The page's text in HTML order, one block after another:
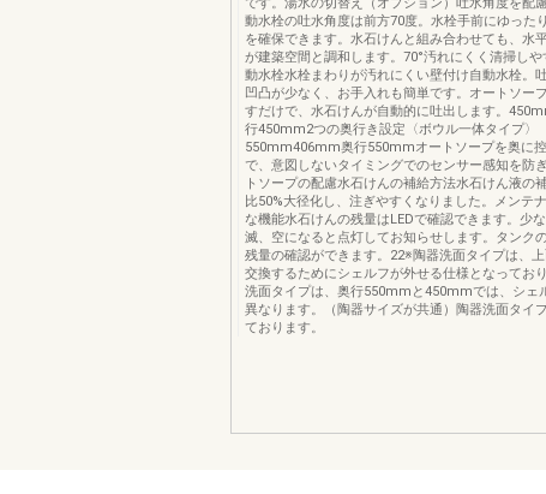
動水栓の吐水角度は前方70度。水栓手前にゆった
を確保できます。水石けんと組み合わせても、水
が建築空間と調和します。70°汚れにくく清掃しや
動水栓水栓まわりが汚れにくい壁付け自動水栓。
凹凸が少なく、お手入れも簡単です。オートソー
すだけで、水石けんが自動的に吐出します。
行450mm2つの奥行き設定〈ボウル一体タイプ〉
550mm406mm奥行550mmオートソープを奥に
で、意図しないタイミングでのセンサー感知を防
トソープの配慮水石けんの補給方法水石けん液の
比50%大径化し、注ぎやすくなりました。メンテ
な機能水石けんの残量はLEDで確認できます。少
滅、空になると点灯してお知らせします。タンク
残量の確認ができます。22※陶器洗面タイプは、
交換するためにシェルフが外せる仕様となってお
洗面タイプは、奥行550mmと450mmでは、シェ
異なります。（陶器サイズが共通）陶器洗面タイ
ております。